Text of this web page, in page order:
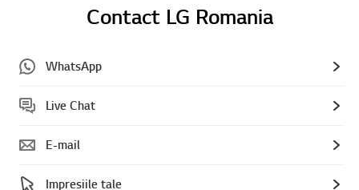
Contact LG Romania
WhatsApp
Live Chat
E-mail
Impresiile tale